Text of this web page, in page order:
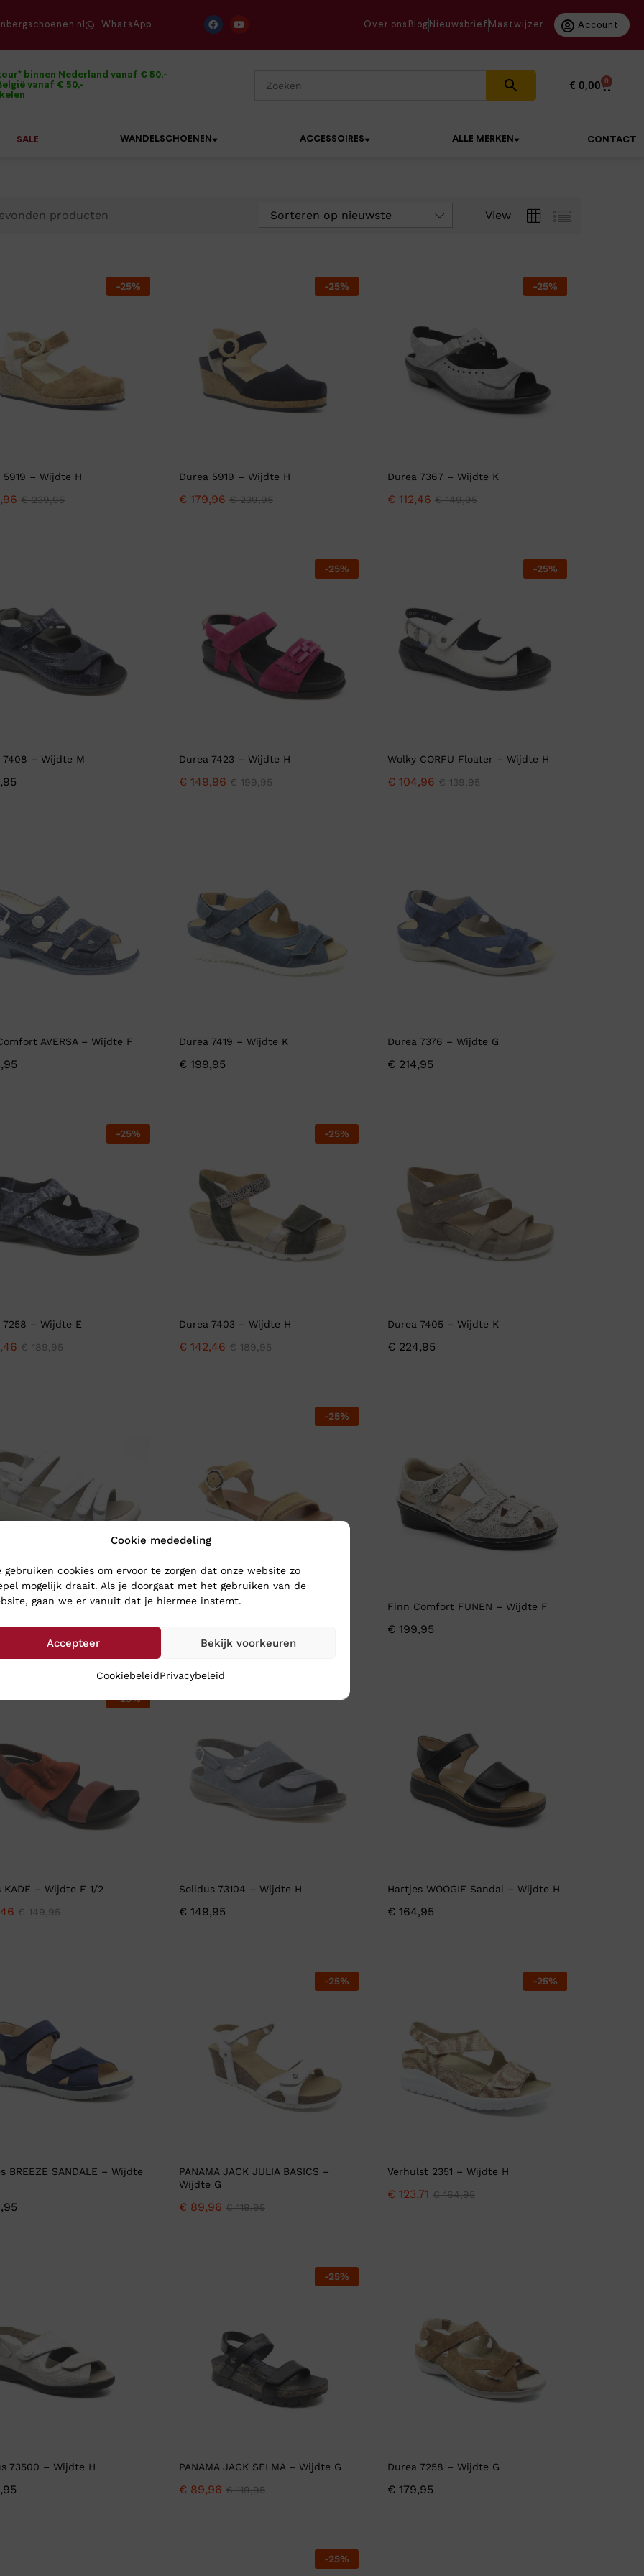
Cookie mededeling
gebruiken cookies om ervoor te zorgen dat onze website zo
mogelijk draait. Als je doorgaat met het gebruiken van de
gaan we er vanuit dat je hiermee instemt.
Accepteer Bekijk voorkeuren
CookiebeleidPrivacybeleid
WhatsApp Over ons Blog Nieuwsbrief Maatwijzer Account
binnen Nederland vanaf € 50,-
vanaf € 50,-
€ 0,00 0
Verbandpantoffels
Verbandpantoffels
SALE WANDELSCHOENEN ACCESSOIRES ALLE MERKEN
Mephisto
CONTACT
producten View
Sorteren op nieuwste
-25%
5919 – Wijdte H
€239,95
-25%
Durea 5919 – Wijdte H
€179,96 €239,95
-25%
Durea 7367 – Wijdte K
€112,46 €149,95
7408 – Wijdte M
-25%
Durea 7423 – Wijdte H
€149,96 €199,95
-25%
Wolky CORFU Floater – Wijdte H
€104,96 €139,95
AVERSA – Wijdte F Durea 7419 – Wijdte K
€199,95
Durea 7376 – Wijdte G
€214,95
-25%
7258 – Wijdte E
€189,95
-25%
Durea 7403 – Wijdte H
€142,46 €189,95
Durea 7405 – Wijdte K
€224,95
White – Wijdte H
-25%
NeroGiardini E307813D – Wijdte G Finn Comfort FUNEN – Wijdte F
€199,95
-25%
KADE – Wijdte F 1/2
€149,95
Solidus 73104 – Wijdte H
€149,95
Hartjes WOOGIE Sandal – Wijdte H
€164,95
BREEZE SANDALE – Wijdte
-25%
PANAMA JACK JULIA BASICS –
Wijdte G
€89,96 €119,95
-25%
Verhulst 2351 – Wijdte H
€123,71 €164,95
73500 – Wijdte H
-25%
PANAMA JACK SELMA – Wijdte G
€89,96 €119,95
Durea 7258 – Wijdte G
€179,95
-25%